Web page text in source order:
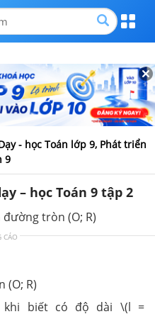
- học Toán lớp 9, Phát triển
9
– học Toán 9 tập 2
tròn (O; R)
CÁO
(O; R)
khi biết có độ dài \(l =